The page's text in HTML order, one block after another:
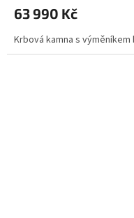
63 990 Kč
Krbová kamna s